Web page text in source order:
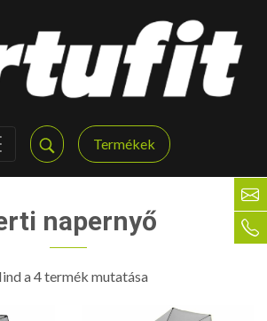
Termékek
napernyő
a 4 termék mutatása